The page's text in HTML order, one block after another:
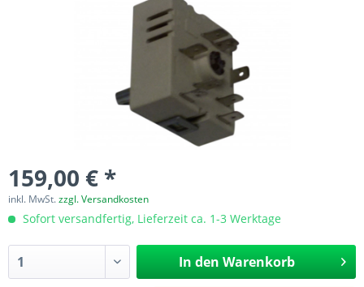
159,00 € *
inkl. MwSt.zzgl. Versandkosten
Sofort versandfertig, Lieferzeit ca. 1-3 Werktage
In den Warenkorb